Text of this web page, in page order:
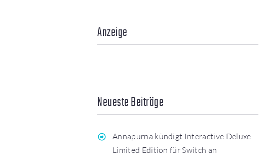
Anzeige
Neueste Beiträge
Annapurna kündigt Interactive Deluxe
Limited Edition für Switch an